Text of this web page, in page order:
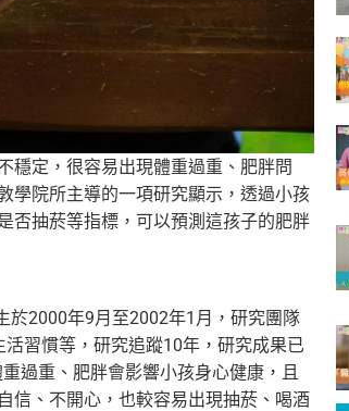
穩定，很容易出現體重過重、肥胖問
學院所主導的一項研究顯示，透過小孩
否抽菸等指標，可以預測這孩子的肥胖
於2000年9月至2002年1月，研究團隊
活習慣等，研究追蹤10年，研究成果已
過重、肥胖會影響小孩身心健康，且
信、不開心，也較容易出現抽菸、喝酒